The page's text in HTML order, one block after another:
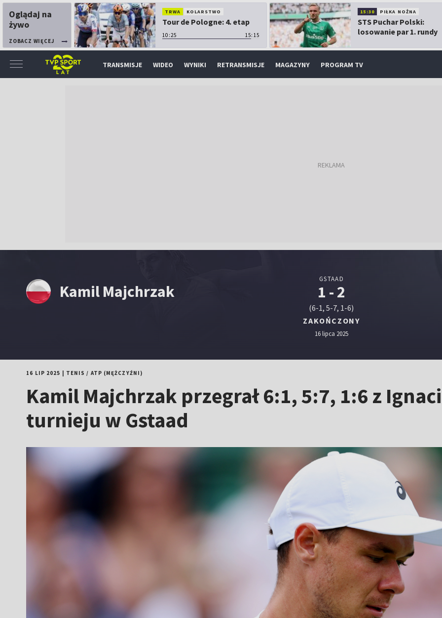
Oglądaj na
żywo
ZOBACZ WIĘCEJ
TRWA KOLARSTWO
Tour de Pologne: 4. etap
10:25 15:15
15:30 PIŁKA NOŻNA
STS Puchar Polski:
losowanie par 1. rundy
TRANSMISJE WIDEO WYNIKI RETRANSMISJE MAGAZYNY PROGRAM TV
Kamil Majchrzak
GSTAAD
1 - 2
(6-1, 5-7, 1-6)
ZAKOŃCZONY
16 lipca 2025
16 LIP 2025 TENIS / ATP (MĘŻCZYŹNI)
Kamil Majchrzak przegrał 6:1, 5:7, 1:6 z
turnieju w Gstaad